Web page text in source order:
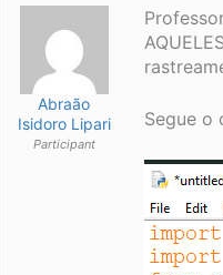
Abraão
Isidoro Lipari
Participant
Segue o